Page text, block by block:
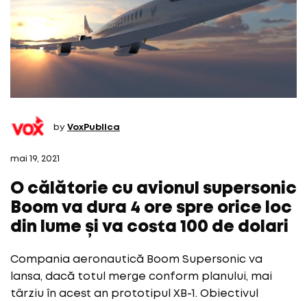
by VoxPublica
mai 19, 2021
O călătorie cu avionul supersonic
Boom va dura 4 ore spre orice loc
din lume și va costa 100 de dolari
Compania aeronautică Boom Supersonic va
lansa, dacă totul merge conform planului, mai
târziu în acest an prototipul XB-1. Obiectivul